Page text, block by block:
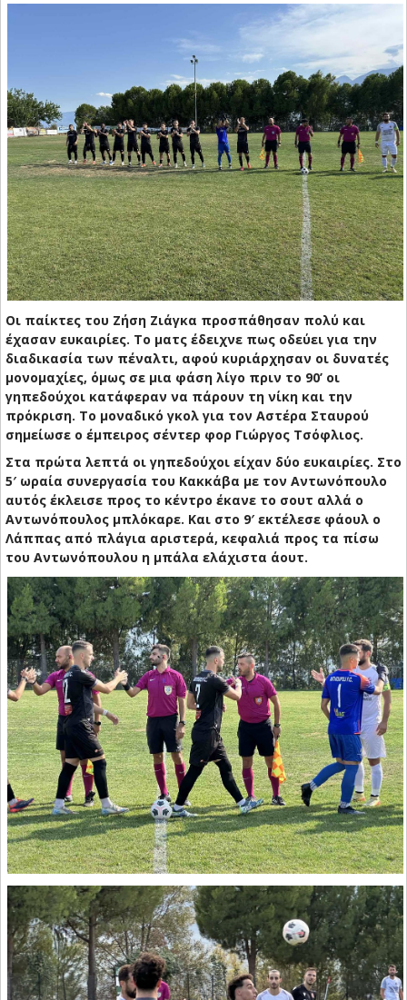
Οι παίκτες του Ζήση Ζιάγκα προσπάθησαν πολύ και
έχασαν ευκαιρίες. Το ματς έδειχνε πως οδεύει για την
διαδικασία των πέναλτι, αφού κυριάρχησαν οι δυνατές
μονομαχίες, όμως σε μια φάση λίγο πριν το 90’ οι
γηπεδούχοι κατάφεραν να πάρουν τη νίκη και την
πρόκριση. Το μοναδικό γκολ για τον Αστέρα Σταυρού
σημείωσε ο έμπειρος σέντερ φορ Γιώργος Τσόφλιος.
Στα πρώτα λεπτά οι γηπεδούχοι είχαν δύο ευκαιρίες. Στο
5′ ωραία συνεργασία του Κακκάβα με τον Αντωνόπουλο
αυτός έκλεισε προς το κέντρο έκανε το σουτ αλλά ο
Αντωνόπουλος μπλόκαρε. Και στο 9′ εκτέλεσε φάουλ ο
Λάππας από πλάγια αριστερά, κεφαλιά προς τα πίσω
του Αντωνόπουλου η μπάλα ελάχιστα άουτ.